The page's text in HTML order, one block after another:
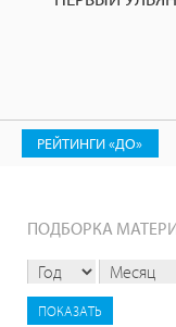
РЕЙТИНГИ «ДО»
ПОДБОРКА